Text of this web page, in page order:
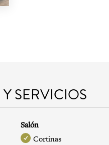
SERVICIOS
Salón
Cortinas